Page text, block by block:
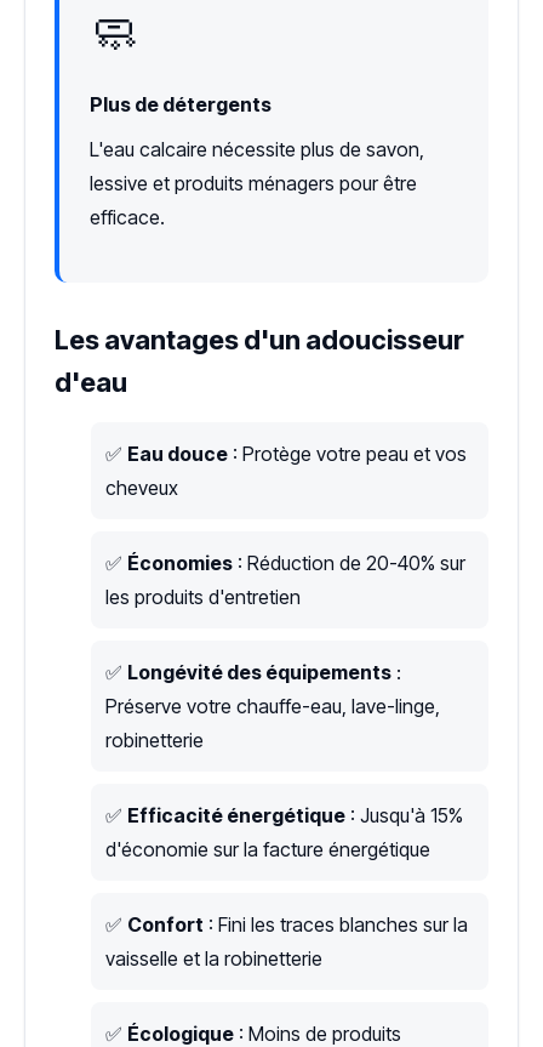
🧼
Plus de détergents
L'eau calcaire nécessite plus de savon,
lessive et produits ménagers pour être
efficace.
Les avantages d'un adoucisseur
d'eau
✅ Eau douce : Protège votre peau et vos
cheveux
✅ Économies : Réduction de 20-40% sur
les produits d'entretien
✅ Longévité des équipements :
Préserve votre chauffe-eau, lave-linge,
robinetterie
✅ Efficacité énergétique : Jusqu'à 15%
d'économie sur la facture énergétique
✅ Confort : Fini les traces blanches sur la
vaisselle et la robinetterie
✅ Écologique : Moins de produits